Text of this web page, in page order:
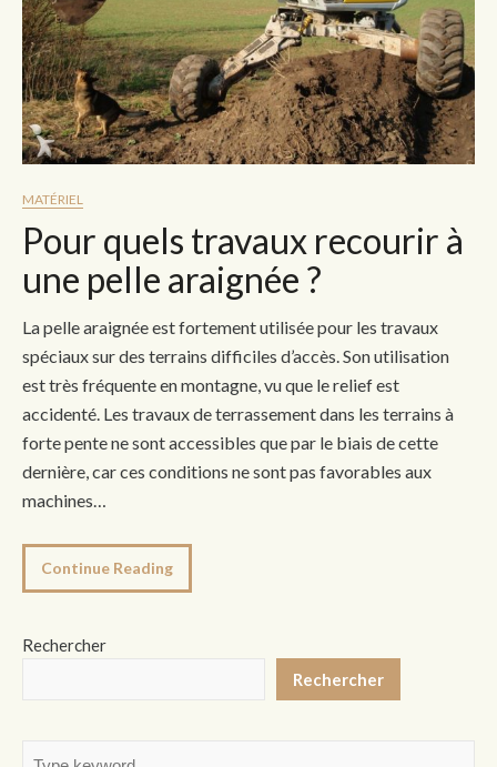
MATÉRIEL
Pour quels travaux recourir à
une pelle araignée ?
La pelle araignée est fortement utilisée pour les travaux
spéciaux sur des terrains difficiles d’accès. Son utilisation
est très fréquente en montagne, vu que le relief est
accidenté. Les travaux de terrassement dans les terrains à
forte pente ne sont accessibles que par le biais de cette
dernière, car ces conditions ne sont pas favorables aux
machines…
Continue Reading
Rechercher
Rechercher